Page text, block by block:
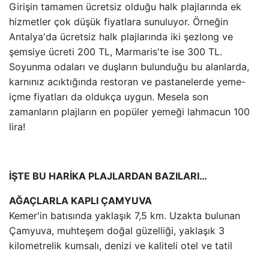
Girişin tamamen ücretsiz olduğu halk plajlarında ek
hizmetler çok düşük fiyatlara sunuluyor. Örneğin
Antalya'da ücretsiz halk plajlarında iki şezlong ve
şemsiye ücreti 200 TL, Marmaris'te ise 300 TL.
Soyunma odaları ve duşların bulunduğu bu alanlarda,
karnınız acıktığında restoran ve pastanelerde yeme-
içme fiyatları da oldukça uygun. Mesela son
zamanların plajların en popüler yemeği lahmacun 100
lira!
İŞTE BU HARİKA PLAJLARDAN BAZILARI…
AĞAÇLARLA KAPLI ÇAMYUVA
Kemer'in batısında yaklaşık 7,5 km. Uzakta bulunan
Çamyuva, muhteşem doğal güzelliği, yaklaşık 3
kilometrelik kumsalı, denizi ve kaliteli otel ve tatil